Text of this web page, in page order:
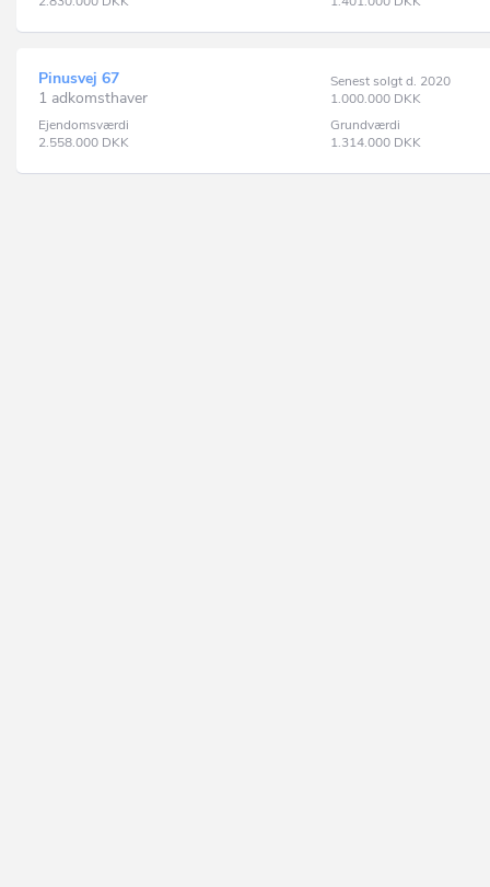
Pinusvej 67
1 adkomsthaver
Senest solgt d. 2020
1.000.000 DKK
Ejendomsværdi
2.558.000 DKK
Grundværdi
1.314.000 DKK